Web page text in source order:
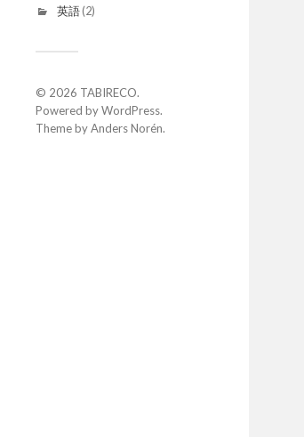
英語(2)
© 2026 TABIRECO.
Powered byWordPress.
Theme byAnders Norén.